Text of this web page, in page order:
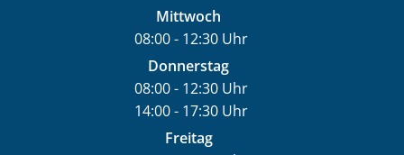
Von 08:00 bis 12:30 Uhr
Mittwoch
08:00- 12:30Uhr
Von 08:00 bis 12:30 Uhr
Donnerstag
08:00- 12:30Uhr
Von 08:00 bis 12:30 Uhr
14:00- 17:30Uhr
Von 14:00 bis 17:30 Uhr
Freitag